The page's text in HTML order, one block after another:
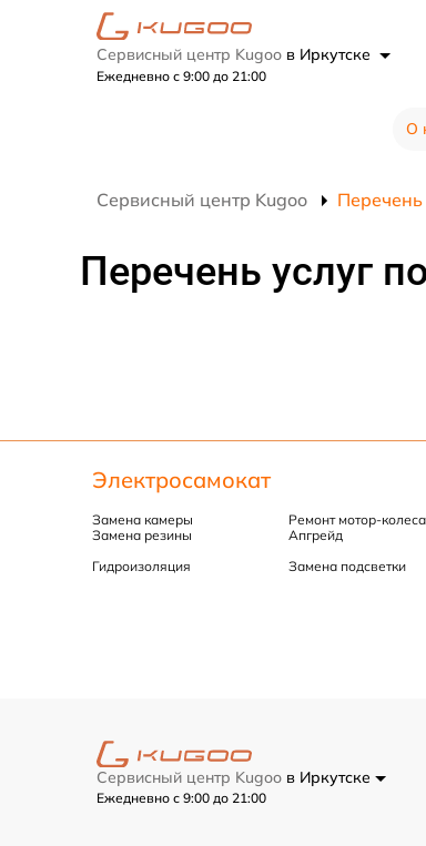
Сервисный центр Kugoo в Иркутске
Ежедневно с 9:00 до 21:00
О
Сервисный центр Kugoo Перечень
Перечень услуг
Электросамокат
Замена камеры Ремонт мотор-колеса
Замена резины
Апгрейд
Гидроизоляция
Замена подсветки
Сервисный центр Kugoo в Иркутске
Ежедневно с 9:00 до 21:00